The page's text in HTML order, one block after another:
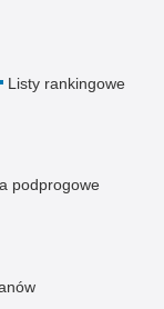
Listy rankingowe
podprogowe